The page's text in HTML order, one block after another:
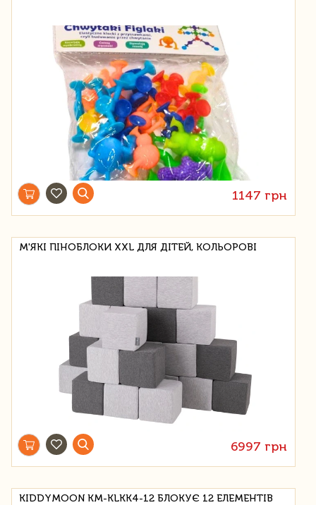
1147 грн
М'ЯКІ ПІНОБЛОКИ XXL ДЛЯ ДІТЕЙ, КОЛЬОРОВІ
6997 грн
KIDDYMOON KM-KLKK4-12 БЛОКУЄ 12 ЕЛЕМЕНТІВ